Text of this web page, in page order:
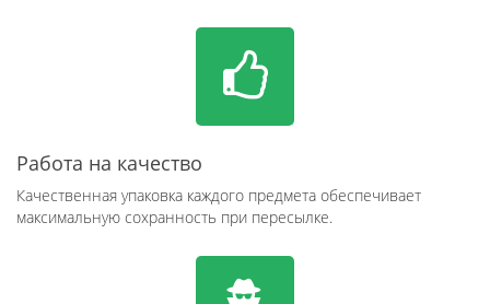
Работа на качество
Качественная упаковка каждого предмета обеспечивает
максимальную сохранность при пересылке.